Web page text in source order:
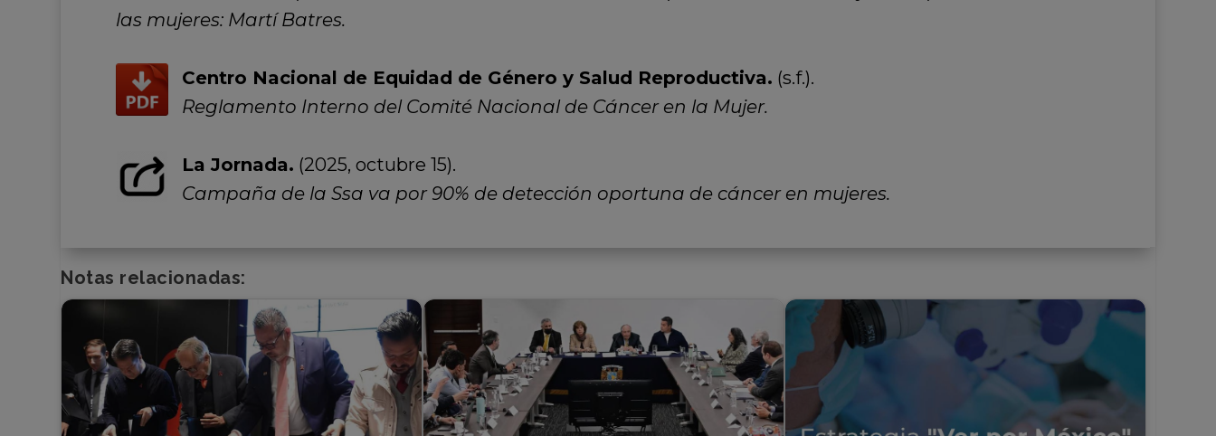
las mujeres: Martí Batres.
Centro Nacional de Equidad de Género y Salud Reproductiva. (s.f.).
Reglamento Interno del Comité Nacional de Cáncer en la Mujer.
La Jornada. (2025, octubre 15).
Campaña de la Ssa va por 90% de detección oportuna de cáncer en mujeres.
Notas relacionadas: